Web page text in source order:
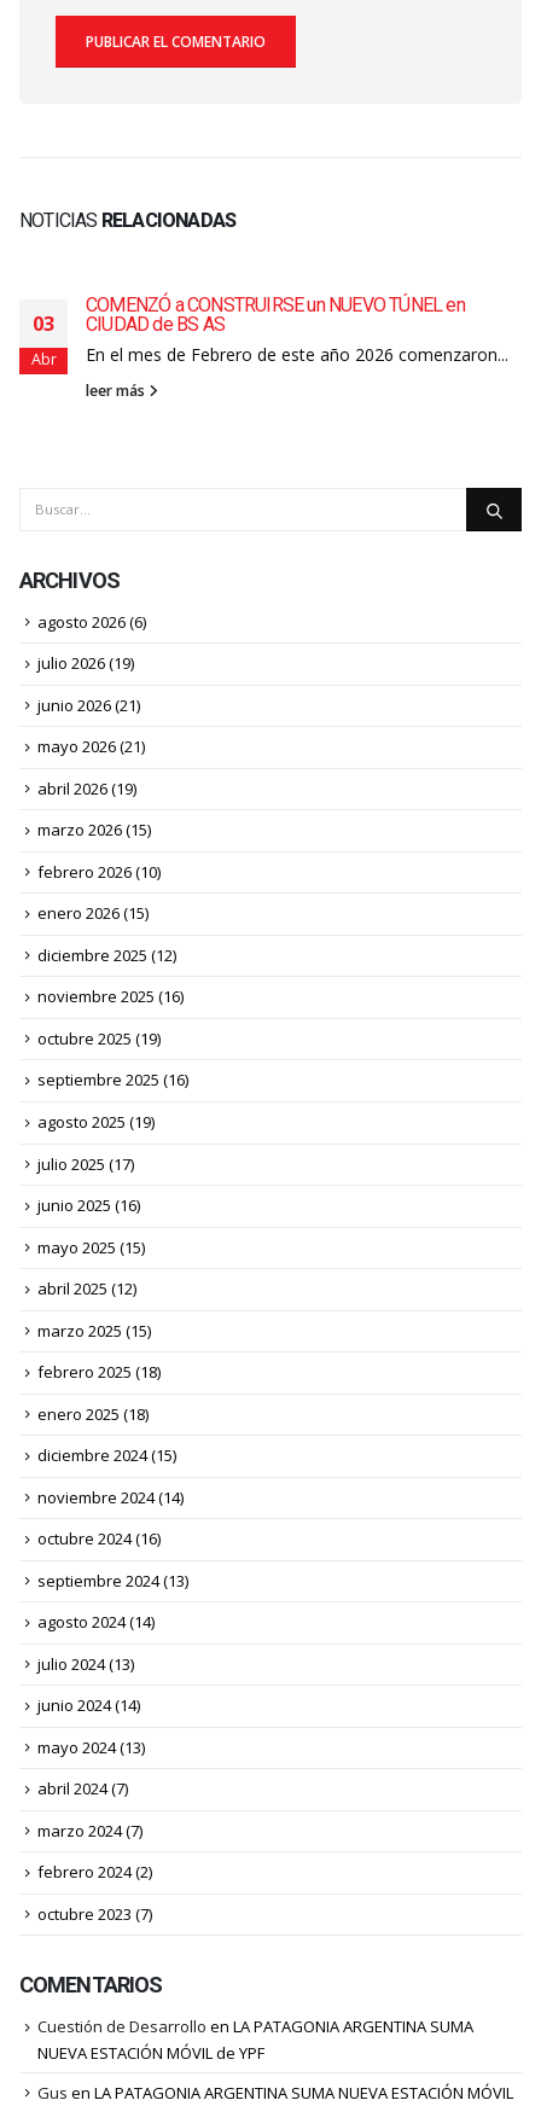
NOTICIAS RELACIONADAS
03
Abr
COMENZÓ a CONSTRUIRSE un NUEVO TÚNEL en
CIUDAD de BS AS
En el mes de Febrero de este año 2026 comenzaron...
leer más
ARCHIVOS
agosto 2026(6)
julio 2026(19)
junio 2026(21)
mayo 2026(21)
abril 2026(19)
marzo 2026(15)
febrero 2026(10)
enero 2026(15)
diciembre 2025 (12)
noviembre 2025 (16)
octubre 2025 (19)
septiembre 2025 (16)
agosto 2025 (19)
julio 2025 (17)
junio 2025 (16)
mayo 2025 (15)
abril 2025 (12)
marzo 2025 (15)
febrero 2025 (18)
enero 2025 (18)
diciembre 2024(15)
noviembre 2024(14)
octubre 2024(16)
septiembre 2024(13)
agosto 2024(14)
julio 2024(13)
junio 2024(14)
mayo 2024(13)
abril 2024(7)
marzo 2024(7)
febrero 2024(2)
octubre 2023 (7)
COMENTARIOS
Cuestión de Desarrollo en LA PATAGONIA ARGENTINA SUMA
NUEVA ESTACIÓN MÓVIL de YPF
Gus en LA PATAGONIA ARGENTINA SUMA NUEVA ESTACIÓN MÓVIL